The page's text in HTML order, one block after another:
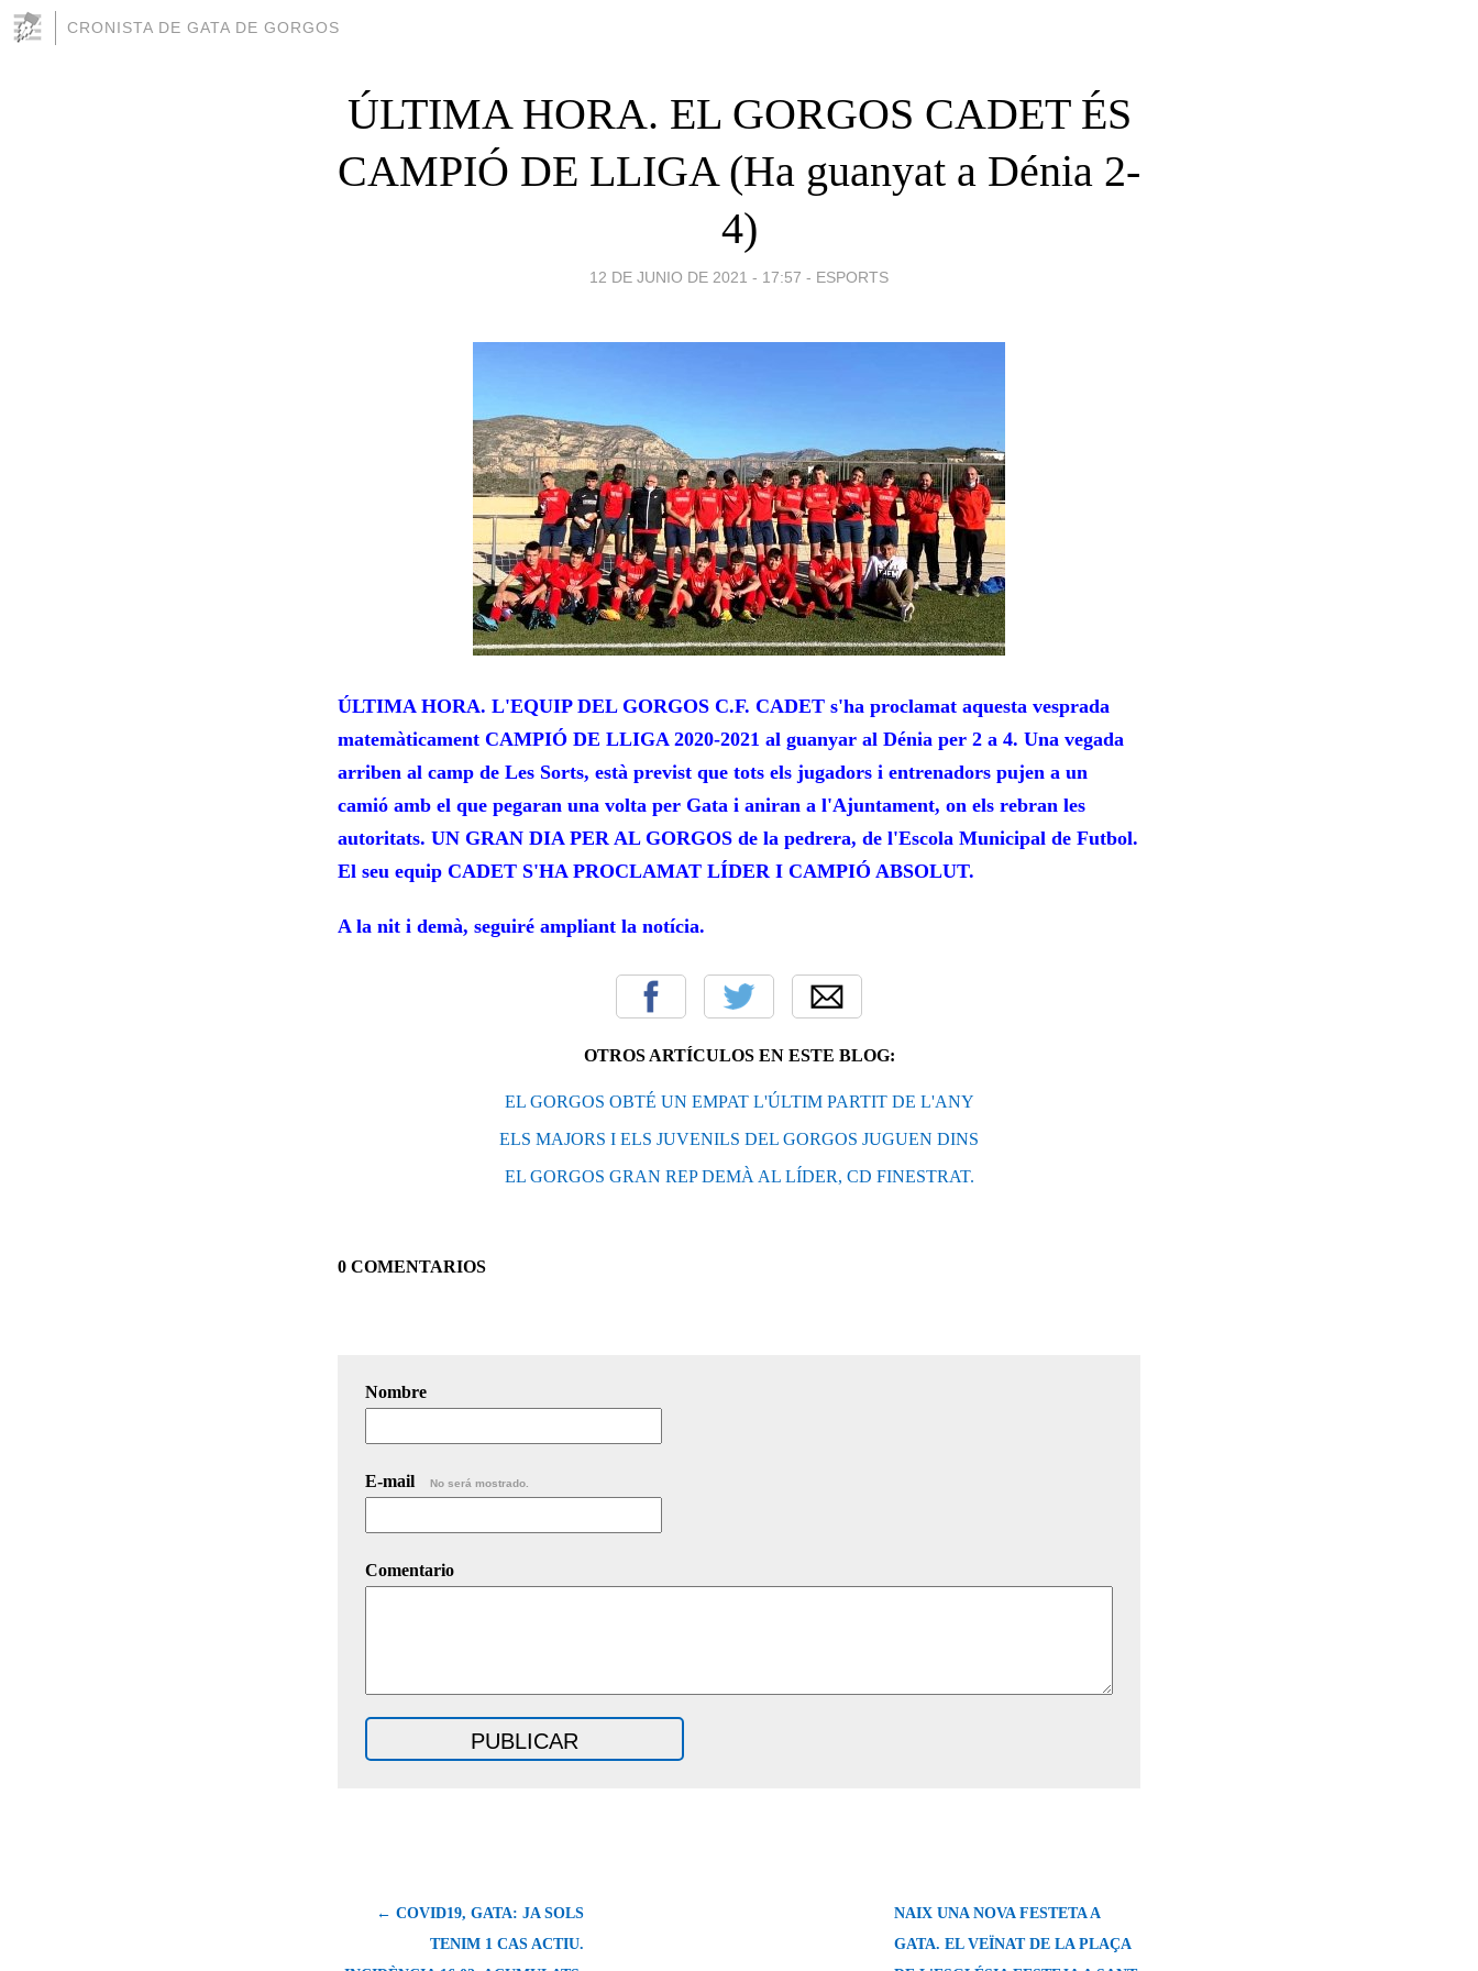
CRONISTA DE GATA DE GORGOS
ÚLTIMA HORA. EL GORGOS CADET ÉS
CAMPIÓ DE LLIGA (Ha guanyat a Dénia 2-
4)
12 DE JUNIO DE 2021 - 17:57 - ESPORTS
ÚLTIMA HORA. L'EQUIP DEL GORGOS C.F. CADET s'ha proclamat aquesta vesprada
matemàticament CAMPIÓ DE LLIGA 2020-2021 al guanyar al Dénia per 2 a 4. Una vegada
arriben al camp de Les Sorts, està previst que tots els jugadors i entrenadors pujen a un
camió amb el que pegaran una volta per Gata i aniran a l'Ajuntament, on els rebran les
autoritats. UN GRAN DIA PER AL GORGOS de la pedrera, de l'Escola Municipal de Futbol.
El seu equip CADET S'HA PROCLAMAT LÍDER I CAMPIÓ ABSOLUT.
A la nit i demà, seguiré ampliant la notícia.
OTROS ARTÍCULOS EN ESTE BLOG:
EL GORGOS OBTÉ UN EMPAT L'ÚLTIM PARTIT DE L'ANY
ELS MAJORS I ELS JUVENILS DEL GORGOS JUGUEN DINS
EL GORGOS GRAN REP DEMÀ AL LÍDER, CD FINESTRAT.
0 COMENTARIOS
Nombre
E-mail No será mostrado.
Comentario
← COVID19, GATA: JA SOLS
TENIM 1 CAS ACTIU.
NAIX UNA NOVA FESTETA A
GATA. EL VEÏNAT DE LA PLAÇA